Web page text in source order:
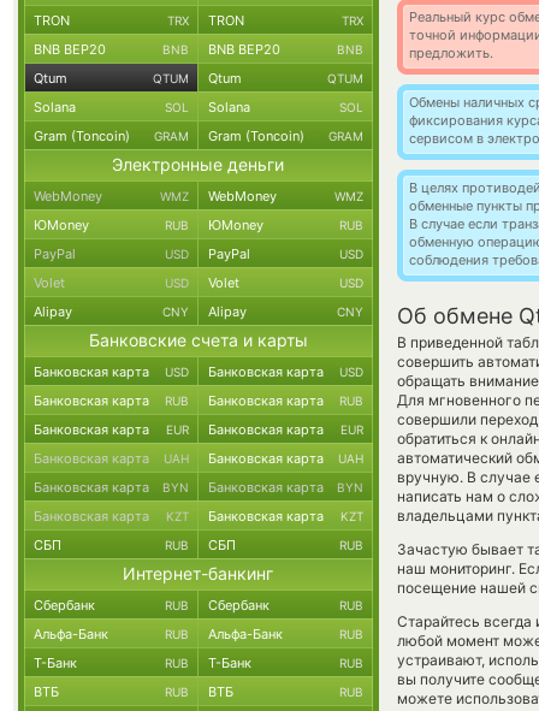
Реальный курс
точной
предложить.
Обмены наличных
фиксирования
сервисом в
В целях
обменные пункты
В случае если
обменную
соблюдения
Об обмене
В приведенной
совершить
обращать
Для мгновенного
совершили
обратиться к
автоматический
вручную. В случае
написать нам о
владельцами
Зачастую бывает
наш мониторинг.
посещение нашей
Старайтесь всегда
любой момент
устраивают,
вы получите
можете
TRON TRX TRON TRX
BNB BEP20 BNB BNB BEP20 BNB
Qtum QTUM Qtum QTUM
Solana SOL Solana SOL
Gram (Toncoin) GRAM Gram (Toncoin) GRAM
Электронные деньги
WebMoney WMZ WebMoney WMZ
ЮMoney RUB ЮMoney RUB
PayPal USD PayPal USD
Volet USD Volet USD
Alipay CNY Alipay CNY
Банковские счета и карты
Банковская карта USD Банковская карта USD
Банковская карта RUB Банковская карта RUB
Банковская карта EUR Банковская карта EUR
Банковская карта UAH Банковская карта UAH
Банковская карта BYN Банковская карта BYN
Банковская карта KZT Банковская карта KZT
СБП RUB СБП RUB
Интернет-банкинг
Сбербанк RUB Сбербанк RUB
Альфа-Банк RUB Альфа-Банк RUB
Т-Банк RUB Т-Банк RUB
ВТБ RUB ВТБ RUB